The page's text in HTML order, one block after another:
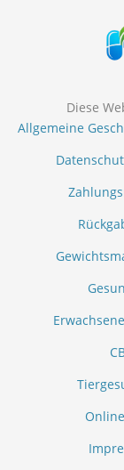
Diese
Allgemeine